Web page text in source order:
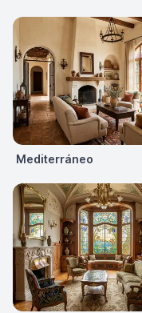
Mediterráneo